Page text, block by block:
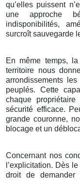
qu’elles puissent
une approche
indisponibilités,
surcroît sauvegarde
En même temps,
territoire nous
arrondissements
peuplés. Cette
chaque
sécurité efficace.
grande couronne,
blocage et un
Concernant nos
l’explicitation. Dès
droit de demander